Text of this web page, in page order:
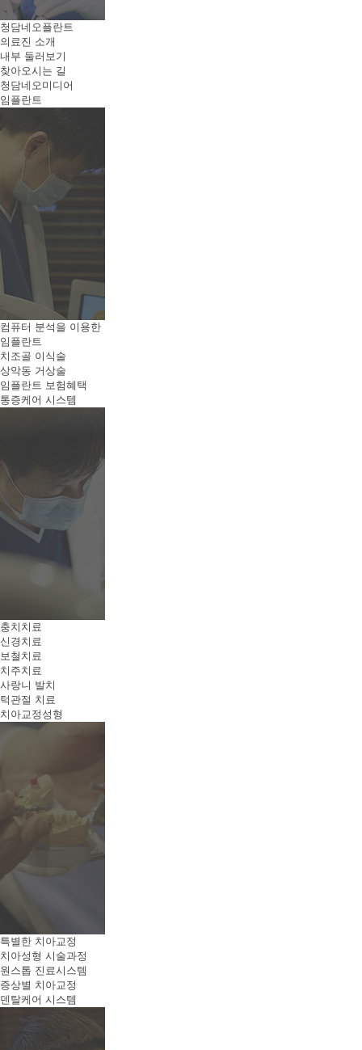
청담네오플란트
의료진 소개
내부 둘러보기
찾아오시는 길
청담네오미디어
임플란트
컴퓨터 분석을 이용한
임플란트
치조골 이식술
상악동 거상술
임플란트 보험혜택
통증케어 시스템
충치치료
신경치료
보철치료
치주치료
사랑니 발치
턱관절 치료
치아교정성형
특별한 치아교정
치아성형 시술과정
원스톱 진료시스템
증상별 치아교정
덴탈케어 시스템